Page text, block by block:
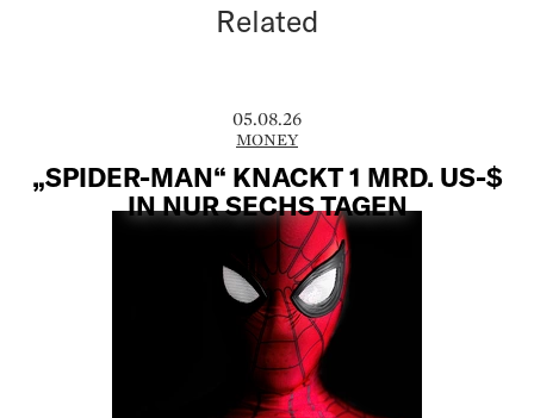
Related
05.08.26
MONEY
„SPIDER-MAN“ KNACKT 1 MRD. US-$
IN NUR SECHS TAGEN